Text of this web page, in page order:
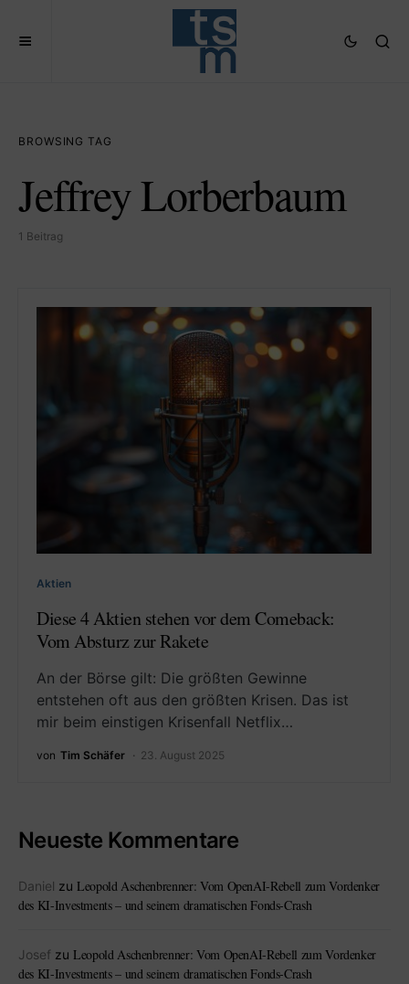
BROWSING TAG
Jeffrey Lorberbaum
1 Beitrag
Aktien
Diese 4 Aktien stehen vor dem Comeback:
Vom Absturz zur Rakete
An der Börse gilt: Die größten Gewinne
entstehen oft aus den größten Krisen. Das ist
mir beim einstigen Krisenfall Netflix…
von Tim Schäfer 23. August 2025
Neueste Kommentare
Daniel zu Leopold Aschenbrenner: Vom OpenAI-Rebell zum Vordenker
des KI-Investments – und seinem dramatischen Fonds-Crash
Josef zu Leopold Aschenbrenner: Vom OpenAI-Rebell zum Vordenker
des KI-Investments – und seinem dramatischen Fonds-Crash